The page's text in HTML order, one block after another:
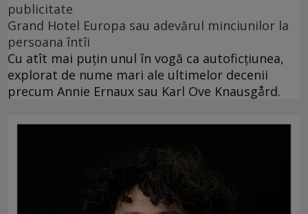
publicitate
Grand Hotel Europa sau adevărul minciunilor la
persoana întîi
Cu atît mai puțin unul în vogă ca autoficțiunea,
explorat de nume mari ale ultimelor decenii
precum Annie Ernaux sau Karl Ove Knausgård.